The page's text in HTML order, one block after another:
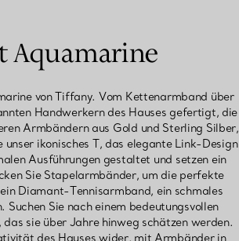
Aquamarine
von Tiffany. Vom Kettenarmband über
Handwerkern des Hauses gefertigt, die
Armbändern aus Gold und Sterling Silber,
ikonisches T, das elegante Link-Design
Ausführungen gestaltet und setzen ein
Sie Stapelarmbänder, um die perfekte
Diamant-Tennisarmband, ein schmales
Sie nach einem bedeutungsvollen
sie über Jahre hinweg schätzen werden.
des Hauses wider, mit Armbänder in